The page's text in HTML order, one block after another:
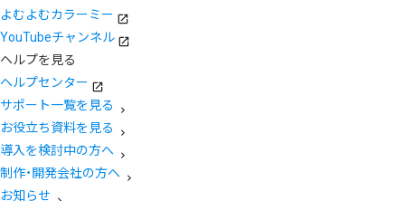
よむよむカラーミー
YouTubeチャンネル
ヘルプを見る
ヘルプセンター
サポート一覧を見る
お役立ち資料を見る
導入を検討中の方へ
制作・開発会社の方へ
お知らせ